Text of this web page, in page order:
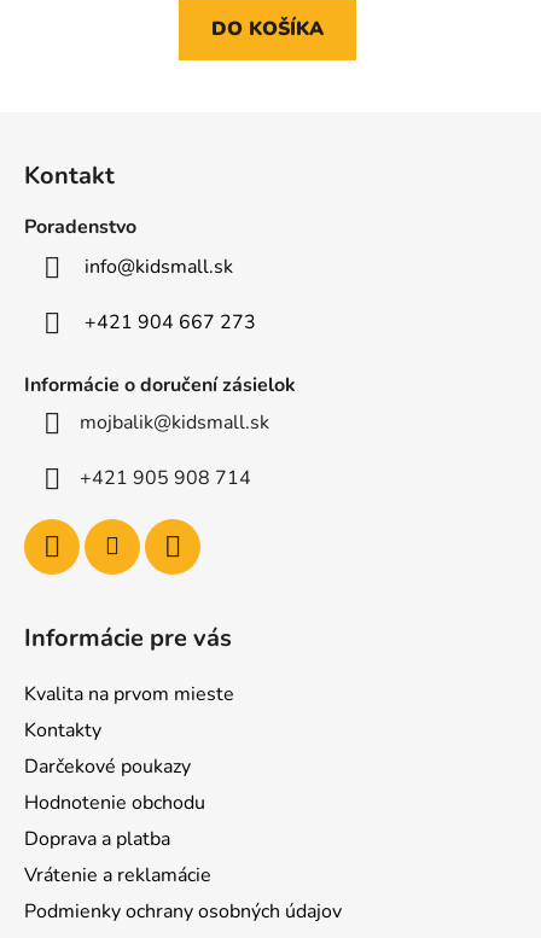
DO KOŠÍKA
Kontakt
Poradenstvo
info@kidsmall.sk
+421 904 667 273
Informácie o doručení zásielok
mojbalik@kidsmall.sk
+421 905 908 714
Informácie pre vás
Kvalita na prvom mieste
Kontakty
Darčekové poukazy
Hodnotenie obchodu
Doprava a platba
Vrátenie a reklamácie
Podmienky ochrany osobných údajov